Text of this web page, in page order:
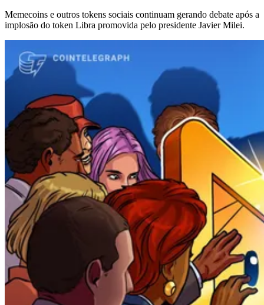
Memecoins e outros tokens sociais continuam gerando debate após a
implosão do token Libra promovida pelo presidente Javier Milei.